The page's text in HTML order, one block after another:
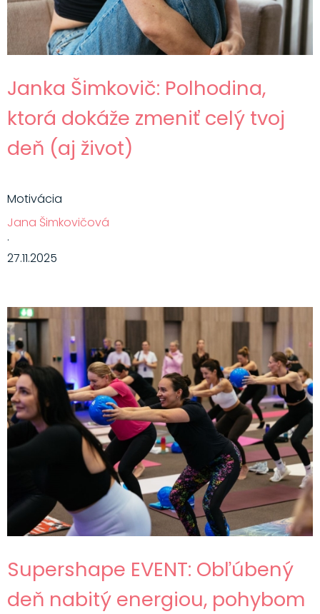
Janka Šimkovič: Polhodina,
ktorá dokáže zmeniť celý tvoj
deň (aj život)
Motivácia
Jana Šimkovičová
·
27.11.2025
Supershape EVENT: Obľúbený
deň nabitý energiou, pohybom